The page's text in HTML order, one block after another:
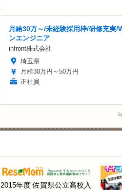
月給30万～/未経験採用枠/研修充実/
ンエンジニア
infront株式会社
埼玉県
月給30万円～50万円
正社員
2015年度 佐賀県公立高校入